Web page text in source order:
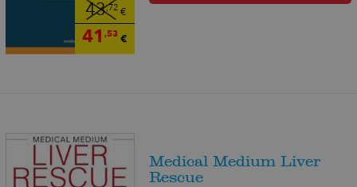
43,72€
41 ,53€
Medical Medium Liver
Rescue